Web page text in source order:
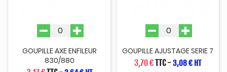
GOUPILLE AXE ENFILEUR
830/880
GOUPILLE AJUSTAGE SERIE 7
3,70 €TTC-3,08 € HT